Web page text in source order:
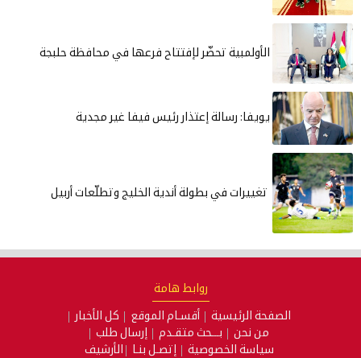
الأولمبية تحضّر لإفتتاح فرعها في محافظة حلبجة
يويفا: رسالة إعتذار رئيس فيفا غير مجدية
تغييرات في بطولة أندية الخليج وتطلّعات أربيل
روابط هامة
الصفحة الرئيسية أقسـام الموقع
كل الأخبار
من نحن
بـــحث متقـدم
إرسال طلب
سياسة الخصوصية
إتصـل بنـا الأرشيف